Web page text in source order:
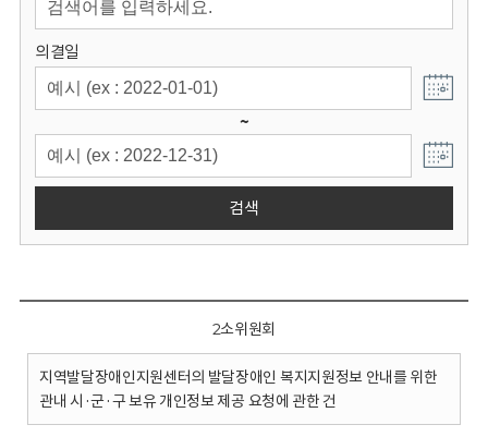
의결일
~
검색
2소위원회
지역발달장애인지원센터의 발달장애인 복지지원정보 안내를 위한
관내 시·군·구 보유 개인정보 제공 요청에 관한 건